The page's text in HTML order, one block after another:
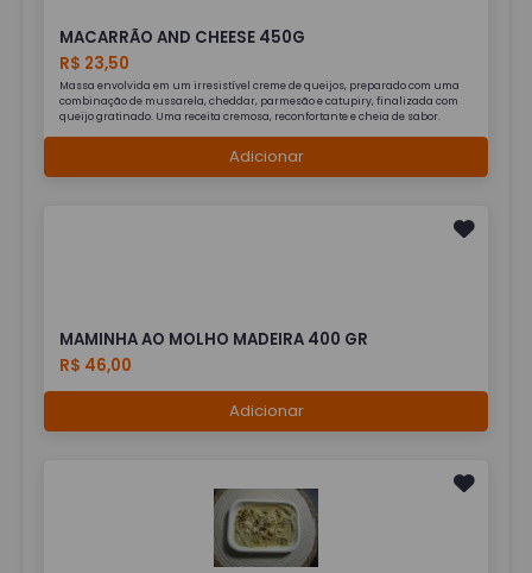
MACARRÃO AND CHEESE 450G
R$ 23,50
Massa envolvida em um irresistível creme de queijos, preparado com uma
combinação de mussarela, cheddar, parmesão e catupiry, finalizada com
queijo gratinado. Uma receita cremosa, reconfortante e cheia de sabor.
Adicionar
MAMINHA AO MOLHO MADEIRA 400 GR
R$ 46,00
Adicionar